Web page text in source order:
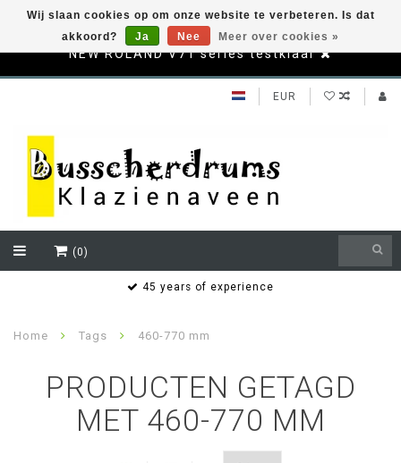
NEW ROLAND V71 series testklaar
EUR
(0)
45 years of experience
Home Tags 460-770 mm
PRODUCTEN GETAGD
MET 460-770 MM
Wij slaan cookies op om onze website te verbeteren. Is dat
akkoord?
Ja Nee Meer over cookies »